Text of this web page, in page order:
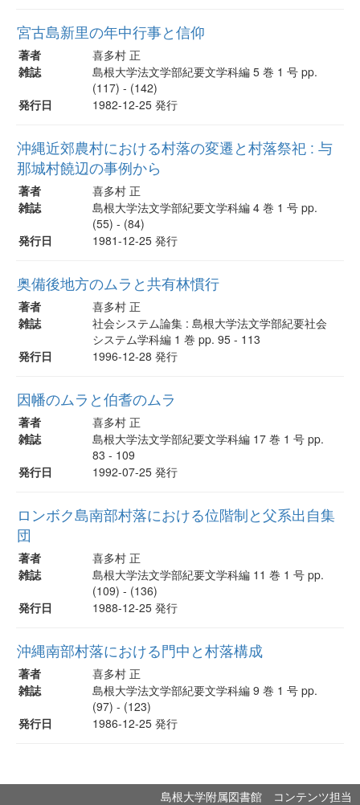
宮古島新里の年中行事と信仰
著者
喜多村 正
雑誌
島根大学法文学部紀要文学科編 5 巻 1 号 pp.
(117) - (142)
発行日
1982-12-25 発行
沖縄近郊農村における村落の変遷と村落祭祀 : 与
那城村饒辺の事例から
著者
喜多村 正
雑誌
島根大学法文学部紀要文学科編 4 巻 1 号 pp.
(55) - (84)
発行日
1981-12-25 発行
奥備後地方のムラと共有林慣行
著者
喜多村 正
雑誌
社会システム論集 : 島根大学法文学部紀要社会
システム学科編 1 巻 pp. 95 - 113
発行日
1996-12-28 発行
因幡のムラと伯耆のムラ
著者
喜多村 正
雑誌
島根大学法文学部紀要文学科編 17 巻 1 号 pp.
83 - 109
発行日
1992-07-25 発行
ロンボク島南部村落における位階制と父系出自集
団
著者
喜多村 正
雑誌
島根大学法文学部紀要文学科編 11 巻 1 号 pp.
(109) - (136)
発行日
1988-12-25 発行
沖縄南部村落における門中と村落構成
著者
喜多村 正
雑誌
島根大学法文学部紀要文学科編 9 巻 1 号 pp.
(97) - (123)
発行日
1986-12-25 発行
島根大学附属図書館 コンテンツ担当